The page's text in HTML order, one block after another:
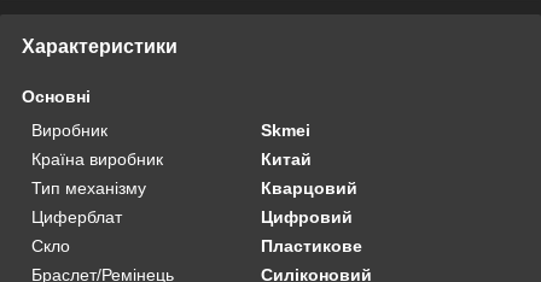
Характеристики
Основні
Виробник
Skmei
Країна виробник
Китай
Тип механізму
Кварцовий
Циферблат
Цифровий
Скло
Пластикове
Браслет/Ремінець
Силіконовий